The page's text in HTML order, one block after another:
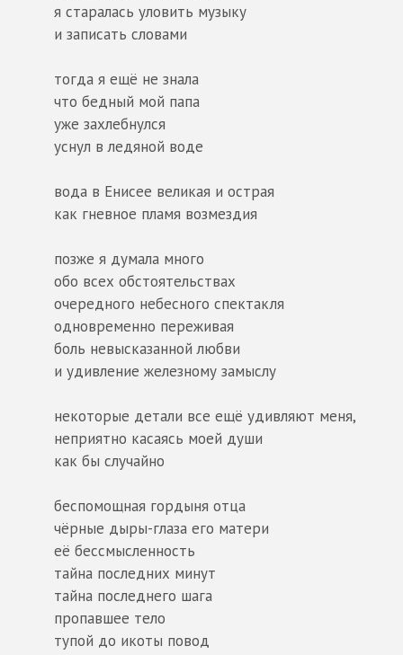
я старалась уловить музыку
и записать словами
тогда я ещё не знала
что бедный мой папа
уже захлебнулся
уснул в ледяной воде
вода в Енисее великая и острая
как гневное пламя возмездия
позже я думала много
обо всех обстоятельствах
очередного небесного спектакля
одновременно переживая
боль невысказанной любви
и удивление железному замыслу
некоторые детали все ещё удивляют меня,
неприятно касаясь моей души
как бы случайно
беспомощная гордыня отца
чёрные дыры-глаза его матери
её бессмысленность
тайна последних минут
тайна последнего шага
пропавшее тело
тупой до икоты повод